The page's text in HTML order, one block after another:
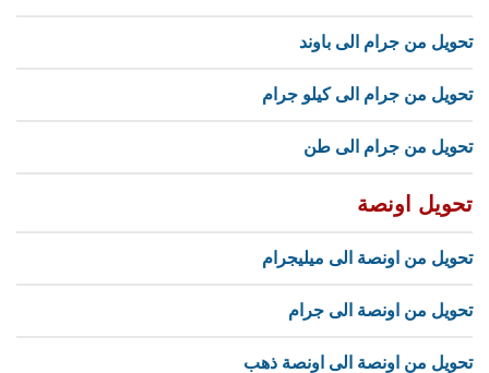
تحويل من جرام الى باوند
تحويل من جرام الى كيلو جرام
تحويل من جرام الى طن
تحويل اونصة
تحويل من اونصة الى ميليجرام
تحويل من اونصة الى جرام
تحويل من اونصة الى اونصة ذهب